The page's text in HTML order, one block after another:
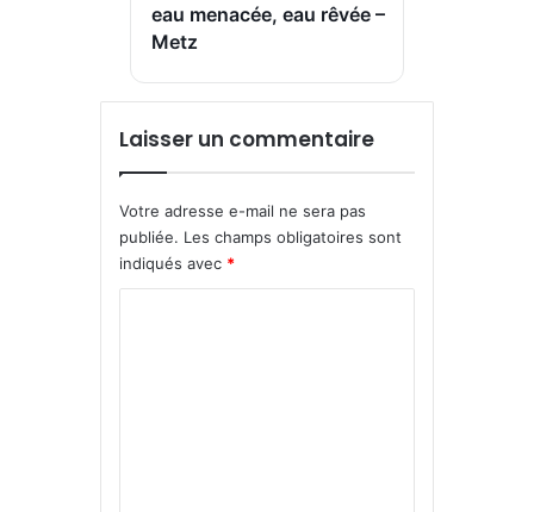
eau menacée, eau rêvée –
Metz
Laisser un commentaire
Votre adresse e-mail ne sera pas
publiée. Les champs obligatoires sont
indiqués avec *